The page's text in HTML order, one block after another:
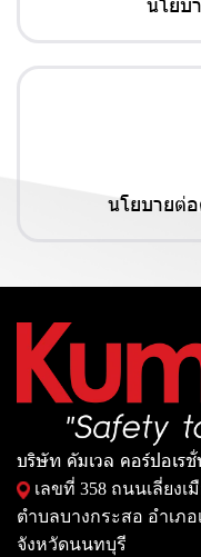
นโยบายต่
บริษัท คัมเวล คอร์ปอเร
เลขที่ 358 ถนนเลี่ยงเ
ตำบลบางกระสอ อำเภ
จังหวัดนนทบุรี